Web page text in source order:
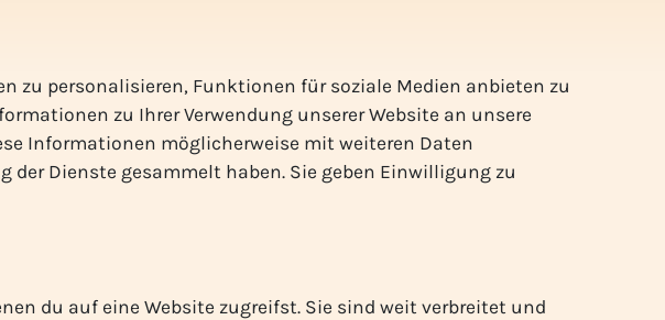
zu personalisieren, Funktionen für soziale Medien anbieten zu
zu Ihrer Verwendung unserer Website an unsere
Informationen möglicherweise mit weiteren Daten
Dienste gesammelt haben. Sie geben Einwilligung zu
du auf eine Website zugreifst. Sie sind weit verbreitet und